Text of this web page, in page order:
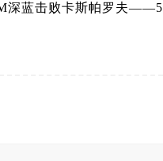
深蓝击败卡斯帕罗夫——5